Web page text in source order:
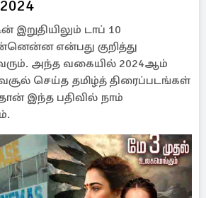
டாப் 10
என்பது குறித்து
அந்த வகையில் 2024ஆம்
செய்த தமிழ்த் திரைப்படங்கள்
இந்த பதிவில் நாம்